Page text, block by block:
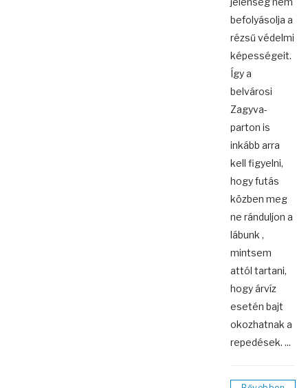
befolyásolja a
rézsű védelmi
képességeit.
Így a
belvárosi
Zagyva-
parton is
inkább arra
kell figyelni,
hogy futás
közben meg
ne ránduljon a
lábunk ,
mintsem
attól tartani,
hogy árvíz
esetén bajt
okozhatnak a
repedések. ...